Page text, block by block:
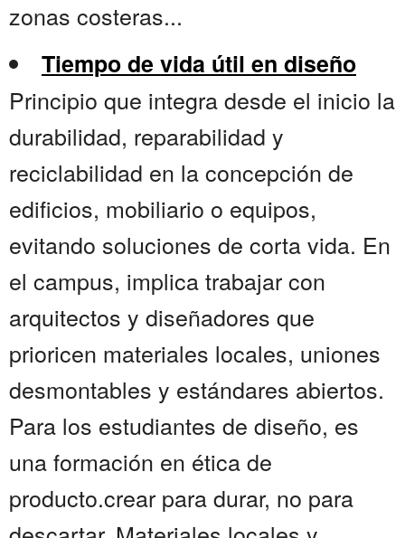
zonas costeras...
Tiempo de vida útil en diseño
Principio que integra desde el inicio la
durabilidad, reparabilidad y
reciclabilidad en la concepción de
edificios, mobiliario o equipos,
evitando soluciones de corta vida. En
el campus, implica trabajar con
arquitectos y diseñadores que
prioricen materiales locales, uniones
desmontables y estándares abiertos.
Para los estudiantes de diseño, es
una formación en ética de
producto.crear para durar, no para